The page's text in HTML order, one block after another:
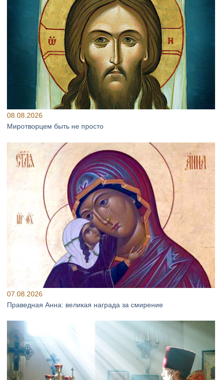
08.08.2026
Миротворцем быть не просто
07.08.2026
Праведная Анна: великая награда за смирение